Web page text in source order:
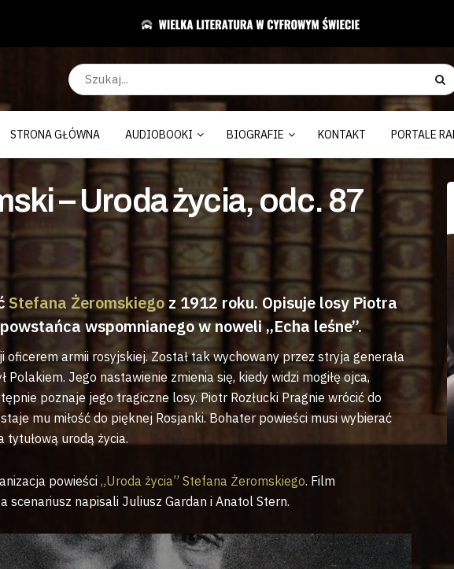
STRONA GŁÓWNA AUDIOBOOKI BIOGRAFIE KONTAKT PORTALE
– Uroda życia, odc. 87
Stefana Żeromskiego z 1912 roku. Opisuje losy Piotra
wspomnianego w noweli „Echa leśne”.
oficerem armii rosyjskiej. Został tak wychowany przez stryja generała
Polakiem. Jego nastawienie zmienia się, kiedy widzi mogiłę ojca,
poznaje jego tragiczne losy. Piotr Rozłucki Pragnie wrócić do
mu miłość do pięknej Rosjanki. Bohater powieści musi wybierać
urodą życia.
powieści „Uroda życia” Stefana Żeromskiego. Film
scenariusz napisali Juliusz Gardan i Anatol Stern.